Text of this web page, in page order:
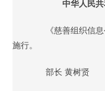
中华人民共
《慈善组织信息
施行。
部长 黄树贤